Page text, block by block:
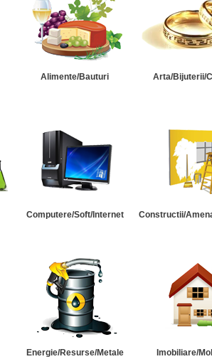
Alimente/Bauturi Arta/Bijuterii/
Computere/Soft/Internet Constructii/
Energie/Resurse/Metale Imobiliare/